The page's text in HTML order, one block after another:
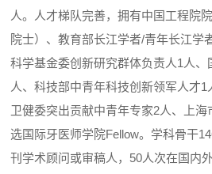
人。人才梯队完善，拥有中国工程院
院士）、教育部长江学者/青年长江学
科学基金委创新研究群体负责人1人
人、科技部中青年科技创新领军人才
卫健委突出贡献中青年专家2人、上海
选国际牙医师学院Fellow。学科骨干
刊学术顾问或审稿人，50人次在国内